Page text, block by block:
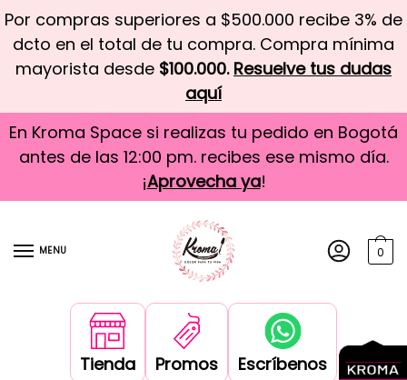
Por compras superiores a $500.000 recibe 3% de
dcto en el total de tu compra. Compra mínima
mayorista desde $100.000. Resuelve tus dudas
aquí
En Kroma Space si realizas tu pedido en Bogotá
antes de las 12:00 pm. recibes ese mismo día.
¡Aprovecha ya!
MENU 0
Tienda Promos Escríbenos